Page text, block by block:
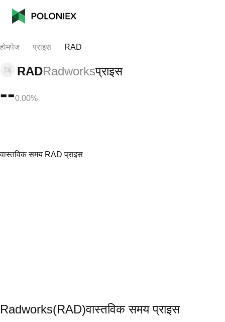
होमपेज प्राइस RAD
RADRadworksप्राइस
--0.00%
वास्तविक समय RAD प्राइस
Radworks(RAD)वास्तविक समय प्राइस